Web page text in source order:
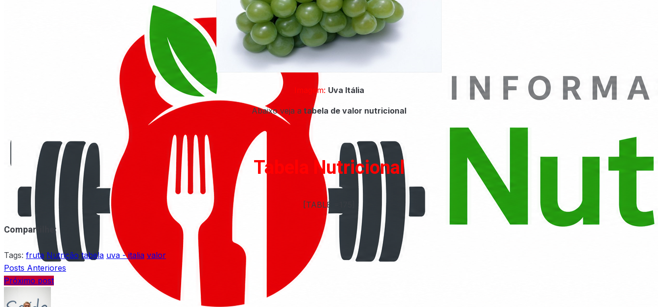
Imagem: Uva Itália
Abaixo veja a tabela de valor nutricional
Tabela Nutricional
[TABLE =175]
Compartilhe:
Tags: fruta Nutrição tabela uva - italia valor
Posts Anteriores
Próximo post